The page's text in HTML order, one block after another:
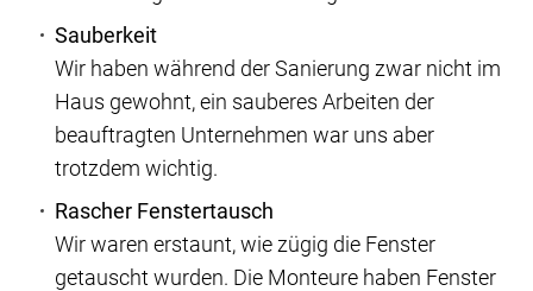
Sauberkeit
Wir haben während der Sanierung zwar nicht im
Haus gewohnt, ein sauberes Arbeiten der
beauftragten Unternehmen war uns aber
trotzdem wichtig.
Rascher Fenstertausch
Wir waren erstaunt, wie zügig die Fenster
getauscht wurden. Die Monteure haben Fenster